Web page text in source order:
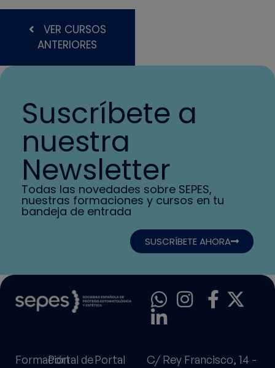
VER CURSOS
ANTERIORES
Suscríbete a
nuestra
Newsletter
Todas las novedades sobre SEPES,
nuestras formaciones y cursos en tu
bandeja de entrada
SUSCRÍBETE AHORA
FormaciónPortal dePortal
C/ Rey Francisco, 14 -